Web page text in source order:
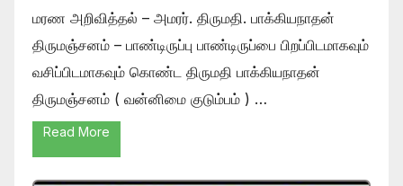
மரண அறிவித்தல் – அமரர். திருமதி. பாக்கியநாதன்
திருமஞ்சனம் – பாண்டிருப்பு பாண்டிருப்பை பிறப்பிடமாகவும்
வசிப்பிடமாகவும் கொண்ட திருமதி பாக்கியநாதன்
திருமஞ்சனம் ( வன்னிமை குடும்பம் ) …
Read More